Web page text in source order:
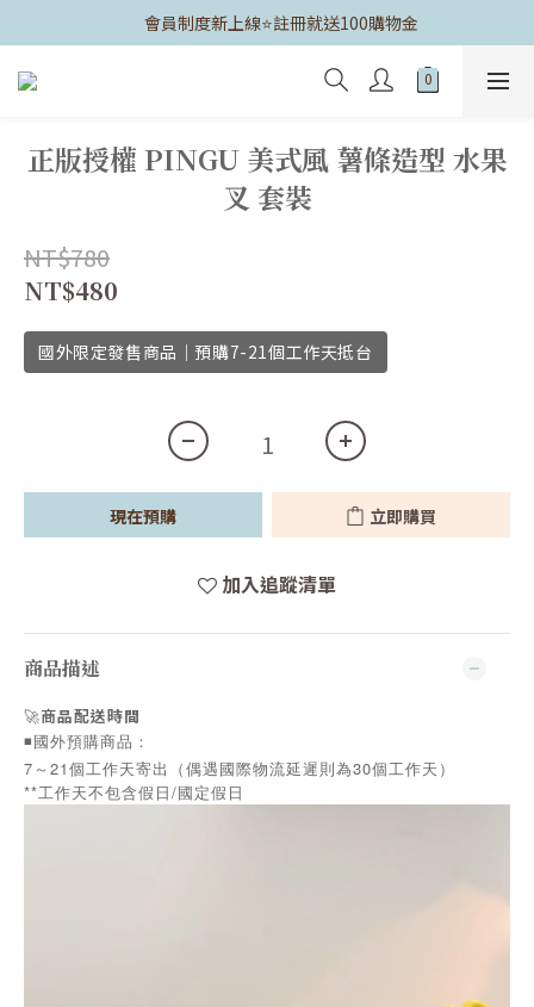
	會員制度新上線⭐️註冊就送100購物金
正版授權 PINGU 美式風 薯條造型 水果
叉 套裝
NT$780
NT$480
國外限定發售商品｜預購7-21個工作天抵台
現在預購 立即購買
加入追蹤清單
商品描述
🚀商品配送時間
◾️國外預購商品：
7～21個工作天寄出（偶遇國際物流延遲則為30個工作天）
**工作天不包含假日/國定假日